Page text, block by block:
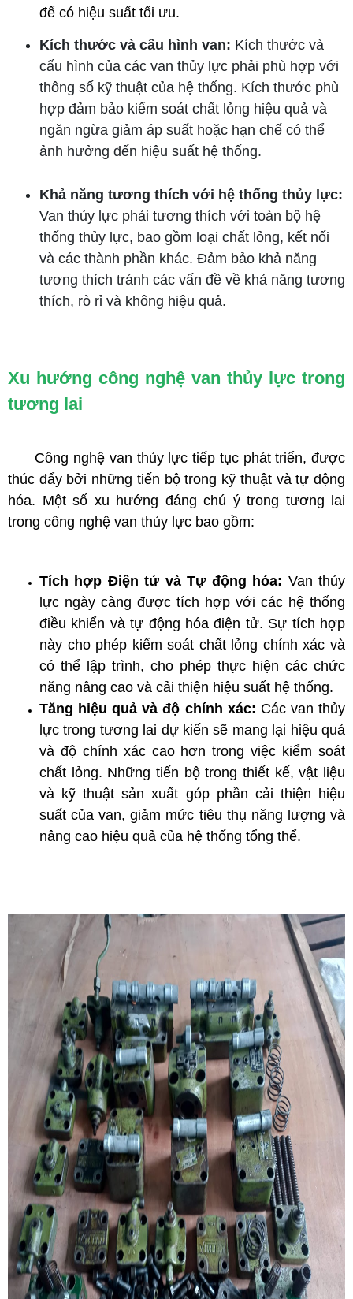
để có hiệu suất tối ưu.
Kích thước và cấu hình van: Kích thước và
cấu hình của các van thủy lực phải phù hợp với
thông số kỹ thuật của hệ thống. Kích thước phù
hợp đảm bảo kiểm soát chất lỏng hiệu quả và
ngăn ngừa giảm áp suất hoặc hạn chế có thể
ảnh hưởng đến hiệu suất hệ thống.
Khả năng tương thích với hệ thống thủy lực:
Van thủy lực phải tương thích với toàn bộ hệ
thống thủy lực, bao gồm loại chất lỏng, kết nối
và các thành phần khác. Đảm bảo khả năng
tương thích tránh các vấn đề về khả năng tương
thích, rò rỉ và không hiệu quả.
Xu hướng công nghệ van thủy lực trong
tương lai
Công nghệ van thủy lực tiếp tục phát triển, được
thúc đẩy bởi những tiến bộ trong kỹ thuật và tự động
hóa. Một số xu hướng đáng chú ý trong tương lai
trong công nghệ van thủy lực bao gồm:
Tích hợp Điện tử và Tự động hóa: Van thủy
lực ngày càng được tích hợp với các hệ thống
điều khiển và tự động hóa điện tử. Sự tích hợp
này cho phép kiểm soát chất lỏng chính xác và
có thể lập trình, cho phép thực hiện các chức
năng nâng cao và cải thiện hiệu suất hệ thống.
Tăng hiệu quả và độ chính xác: Các van thủy
lực trong tương lai dự kiến sẽ mang lại hiệu quả
và độ chính xác cao hơn trong việc kiểm soát
chất lỏng. Những tiến bộ trong thiết kế, vật liệu
và kỹ thuật sản xuất góp phần cải thiện hiệu
suất của van, giảm mức tiêu thụ năng lượng và
nâng cao hiệu quả của hệ thống tổng thể.